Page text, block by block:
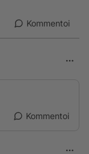
Kommentoi
Kommentoi